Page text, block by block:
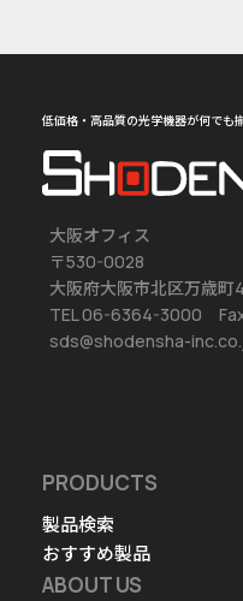
低価格・高品質の光学機器が何でも
大阪オフィス
〒530-0028
大阪府大阪市北区万歳町
TEL 06-6364-3000
sds@shodensha-
PRODUCTS
製品検索
おすすめ製品
ABOUT US